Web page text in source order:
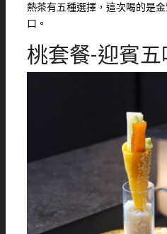
熱茶有五種選擇，這次喝的是
口。
桃套餐-迎賓五